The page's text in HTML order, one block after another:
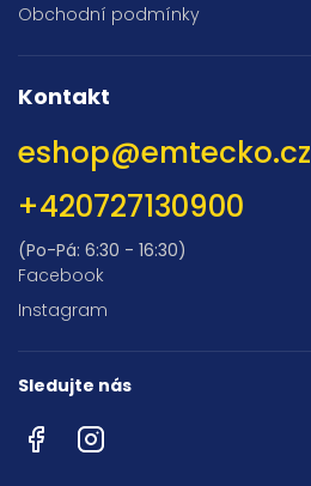
Obchodní podmínky
Kontakt
eshop@emtecko.cz
+420727130900
(Po-Pá: 6:30 - 16:30)
Facebook
Instagram
Sledujte nás
FacebookInstagram